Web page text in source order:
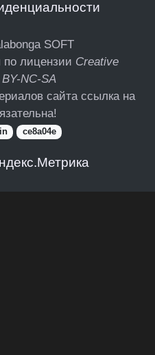
SOFT
лицензии Creative
NC-SA
сайта ссылка на
ce8a04e